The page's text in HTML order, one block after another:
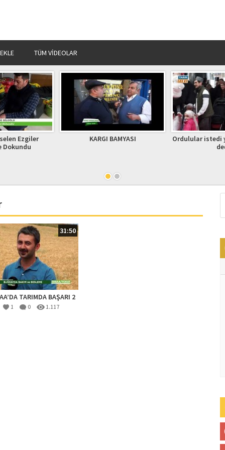
TÜM VIDEOLAR
BAMYASI
Ordulular istedi yetkililer tamam
HAYVANCILIĞA
31:50
TARIMDA BAŞARI 2
1 0 1.117